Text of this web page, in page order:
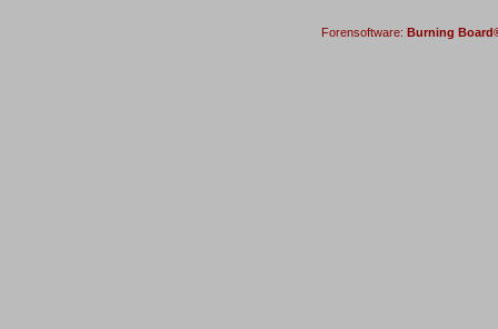
Forensoftware: Burning